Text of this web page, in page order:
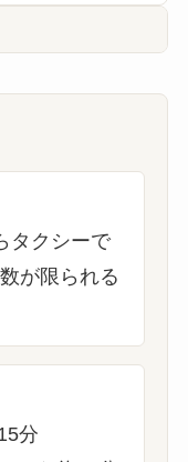
タクシーで
が限られる
分